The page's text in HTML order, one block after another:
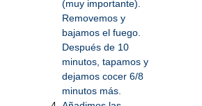
(muy importante).
Removemos y
bajamos el fuego.
Después de 10
minutos, tapamos y
dejamos cocer 6/8
minutos más.